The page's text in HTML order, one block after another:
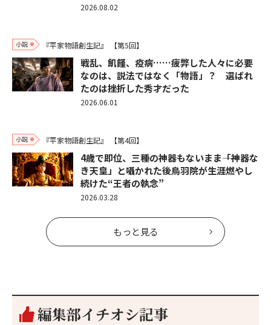
2026.08.02
小説 『平家物語創生記』 【第5回】
戦乱、飢饉、疫病……疲弊した人々に必要
なのは、説法ではなく「物語」？ 選ばれ
たのは挫折した秀才だった
2026.06.01
小説 『平家物語創生記』 【第4回】
4歳で即位、三種の神器もないまま――「神器な
き天皇」と囁かれた後鳥羽院が生涯燃やし
続けた“王者の執念”
2026.03.28
もっと見る
編集部イチオシ記事